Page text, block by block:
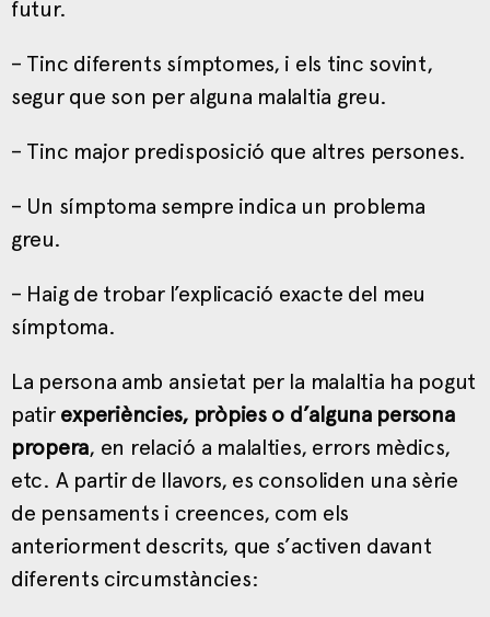
futur.
– Tinc diferents símptomes, i els tinc sovint,
segur que son per alguna malaltia greu.
– Tinc major predisposició que altres persones.
– Un símptoma sempre indica un problema
greu.
– Haig de trobar l’explicació exacte del meu
símptoma.
La persona amb ansietat per la malaltia ha pogut
patir experiències, pròpies o d’alguna persona
propera, en relació a malalties, errors mèdics,
etc. A partir de llavors, es consoliden una sèrie
de pensaments i creences, com els
anteriorment descrits, que s’activen davant
diferents circumstàncies: